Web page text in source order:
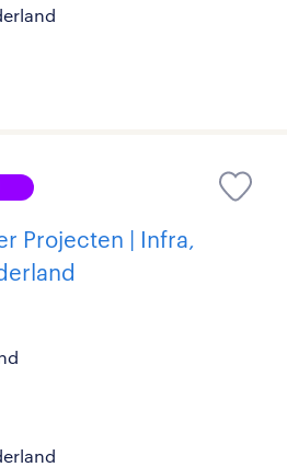
Projecten | Infra,